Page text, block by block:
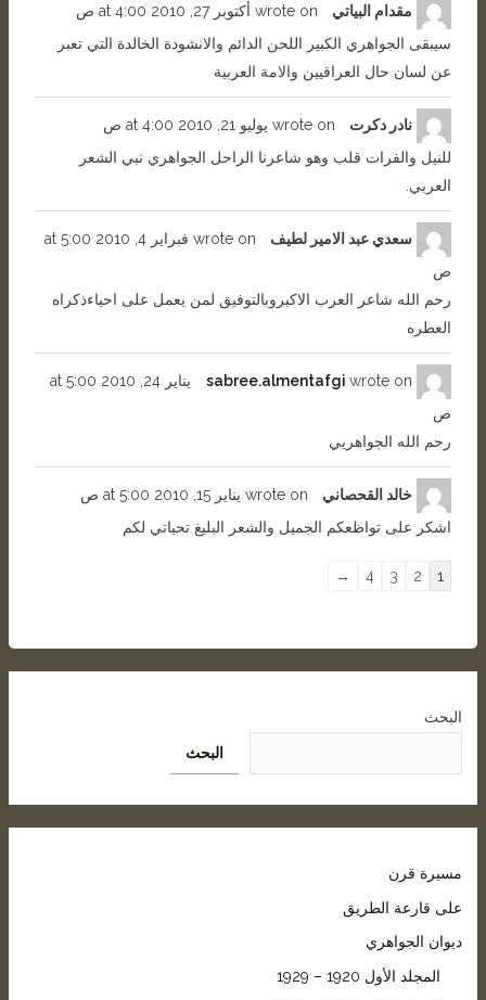
البحث
البحث
مسيرة قرن
على قارعة الطريق
ديوان الجواهري
المجلد الأول 1920 – 1929
مقدام البياتي wrote onأكتوبر 27, 2010 at 4:00 ص
سيبقى الجواهري الكبير اللحن الدائم والانشودة الخالدة التي تعبر
عن لسان حال العراقيين والامة العربية
نادر دكرت wrote onيوليو 21, 2010 at 4:00 ص
للنيل والفرات قلب وهو شاعرنا الراحل الجواهري نبي الشعر
العربي.
سعدي عبد الامير لطيف wrote onفبراير 4, 2010 at 5:00
ص
رحم الله شاعر العرب الاكبروبالتوفيق لمن يعمل على احياءذكراه
العطره
sabree.almentafgi wrote on يناير 24, 2010 at 5:00
ص
رحم الله الجواهريي
خالد القحصاني wrote onيناير 15, 2010 at 5:00 ص
اشكر على تواظعكم الجميل والشعر البليغ تحياتي لكم
1
2
3
4
→